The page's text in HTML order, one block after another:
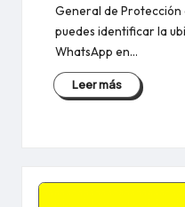
General de Protección
puedes identificar la
WhatsApp en…
Leer más